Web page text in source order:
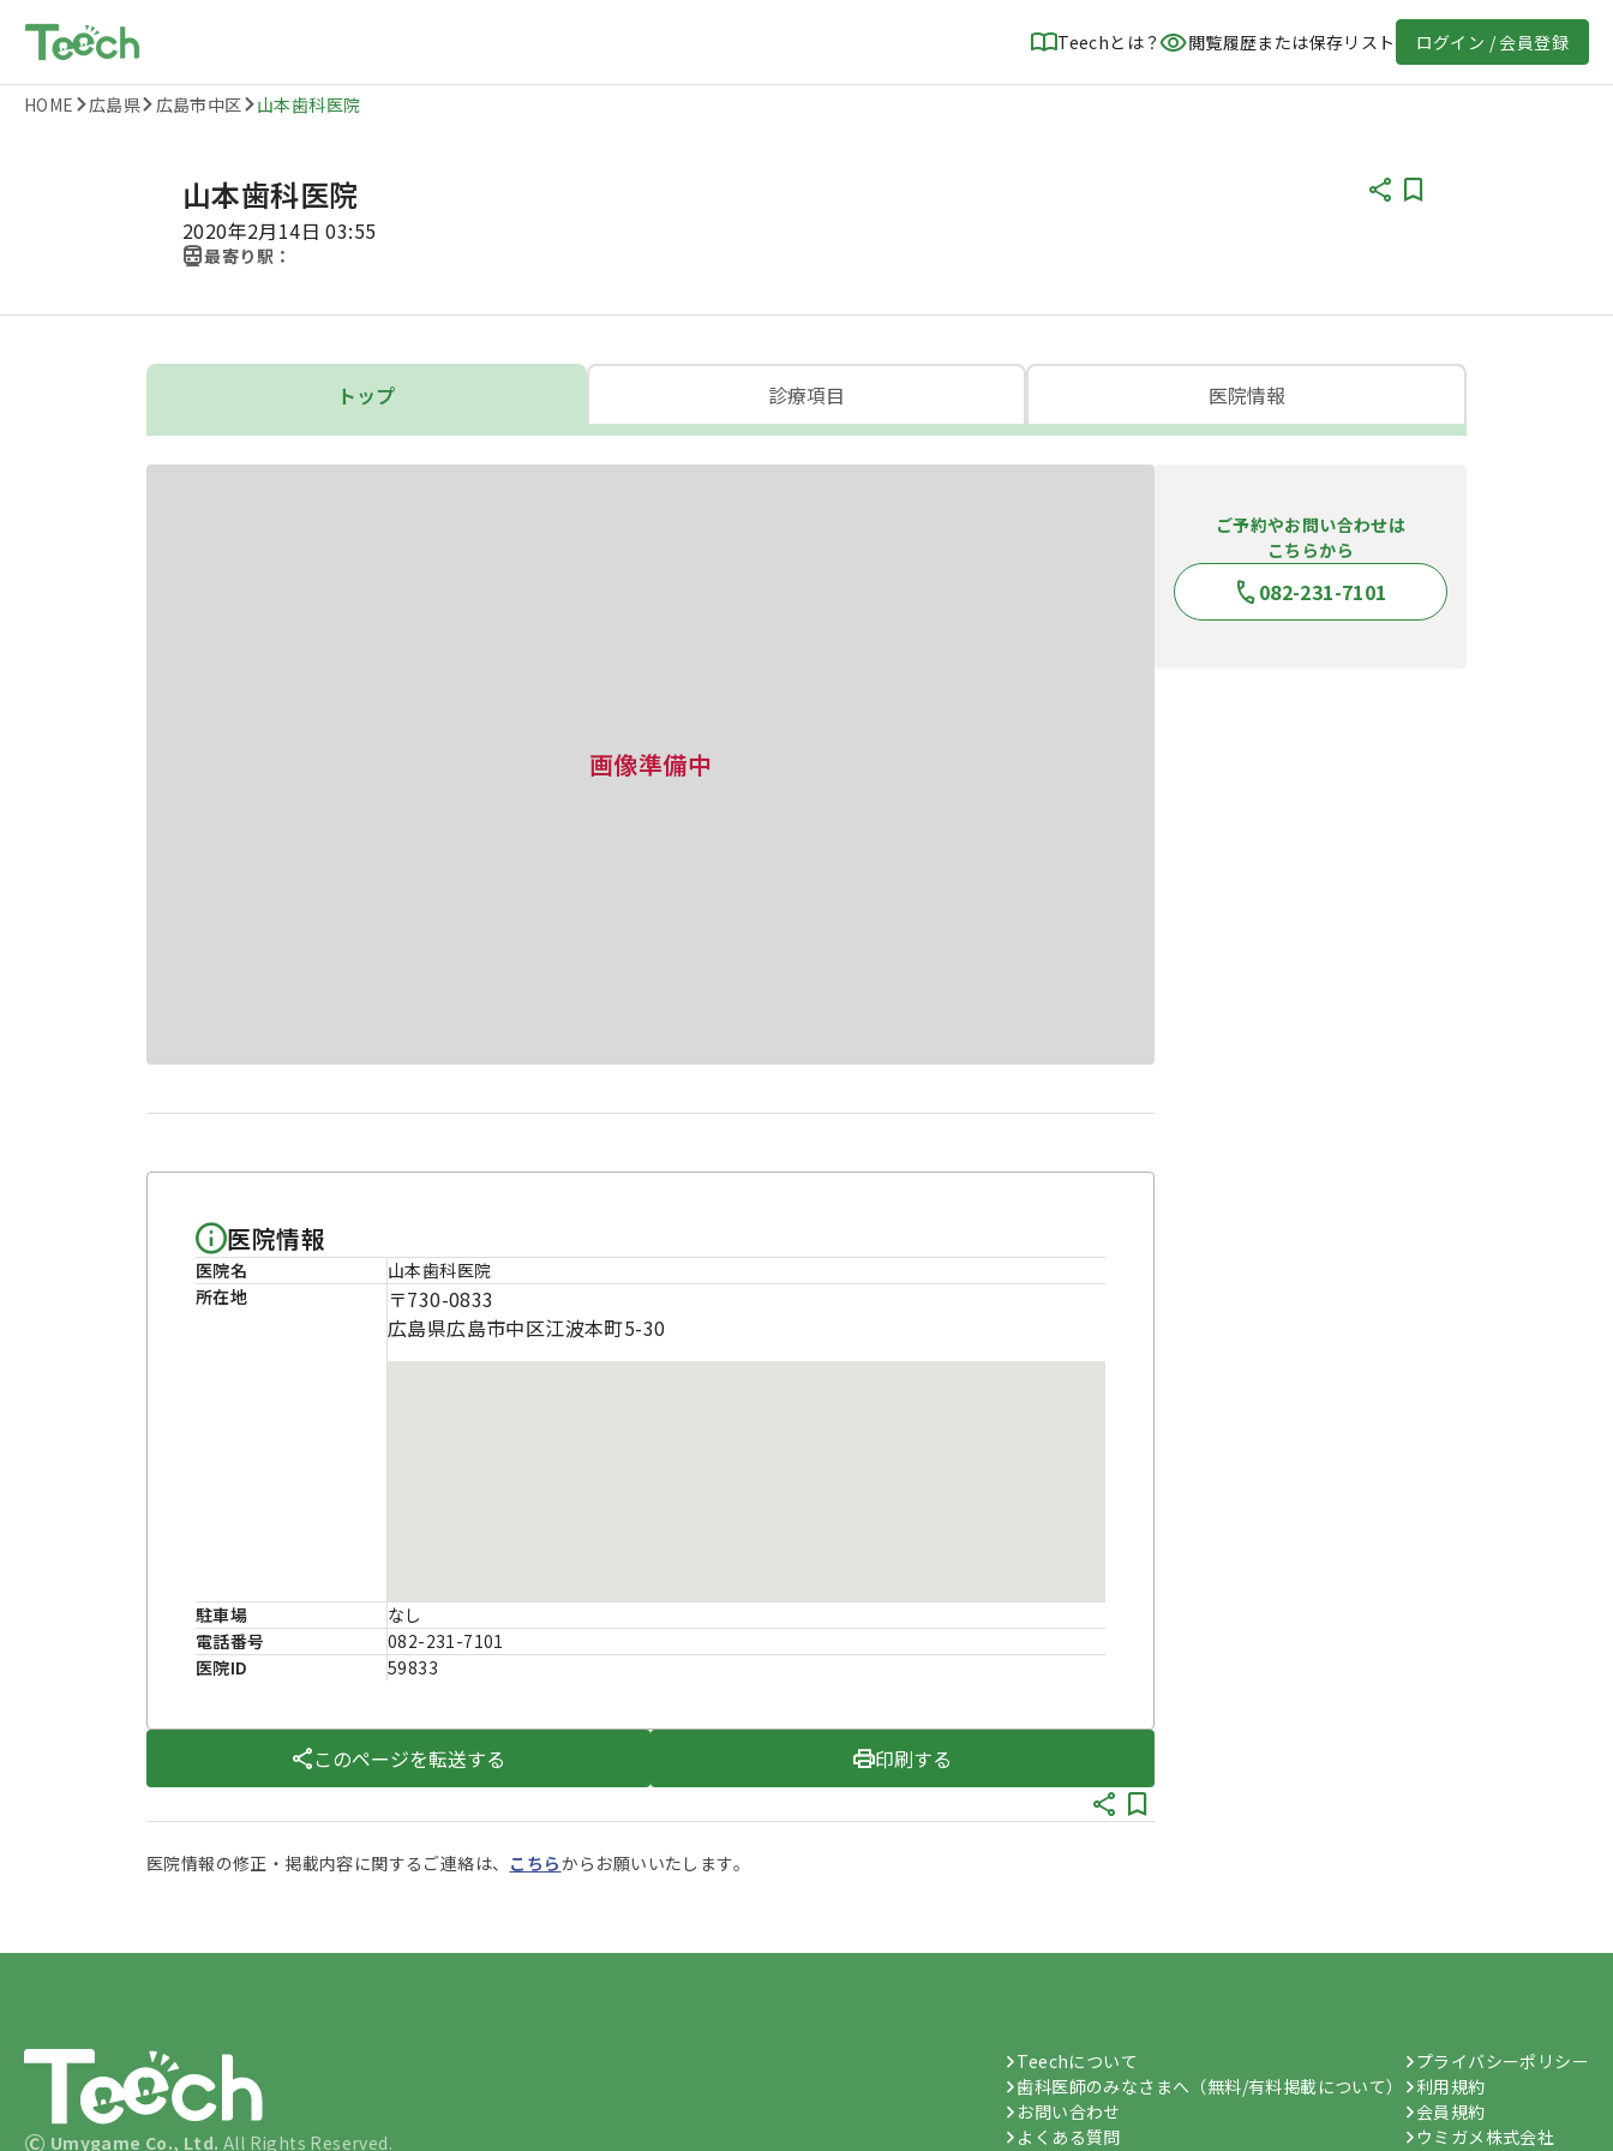
Teechとは？ 閲覧履歴または保存リスト ログイン / 会員登録
HOME 広島県 広島市中区 山本歯科医院
山本歯科医院
2020年2月14日 03:55
最寄り駅：
トップ 診療項目 医院情報
画像準備中
医院情報
医院名
山本歯科医院
所在地
〒730-0833
広島県広島市中区江波本町5-30
駐車場
なし
電話番号
082-231-7101
医院ID
59833
このページを転送する 印刷する
医院情報の修正・掲載内容に関するご連絡は、 こちらからお願いいたします。
ご予約やお問い合わせは
こちらから
082-231-7101
© Umygame Co., Ltd. All Rights Reserved.
Teechについて
歯科医師のみなさまへ（無料/有料掲載について）
お問い合わせ
よくある質問
プライバシーポリシー
利用規約
会員規約
ウミガメ株式会社